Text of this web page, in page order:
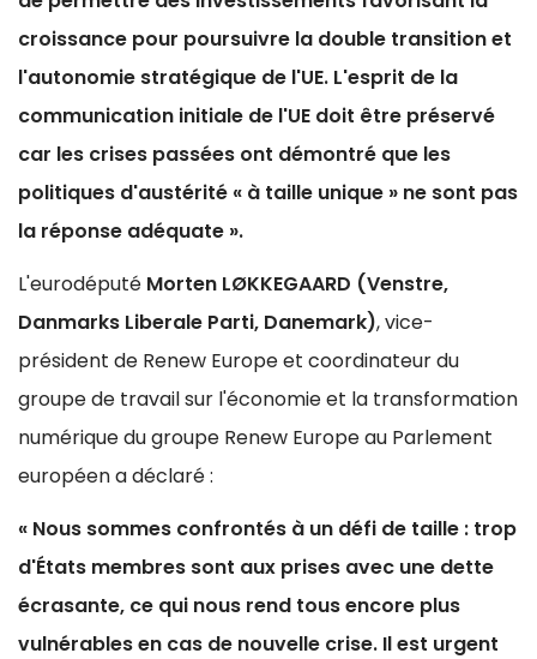
croissance pour poursuivre la double transition et
l'autonomie stratégique de l'UE. L'esprit de la
communication initiale de l'UE doit être préservé
car les crises passées ont démontré que les
politiques d'austérité « à taille unique » ne sont pas
la réponse adéquate ».
L'eurodéputé Morten LØKKEGAARD (Venstre,
Danmarks Liberale Parti, Danemark), vice-
président de Renew Europe et coordinateur du
groupe de travail sur l'économie et la transformation
numérique du groupe Renew Europe au Parlement
européen a déclaré :
« Nous sommes confrontés à un défi de taille : trop
d'États membres sont aux prises avec une dette
écrasante, ce qui nous rend tous encore plus
vulnérables en cas de nouvelle crise. Il est urgent